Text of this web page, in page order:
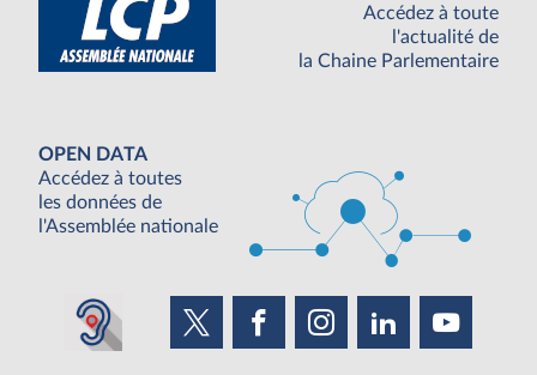
Accédez à toute
l'actualité de
la Chaine Parlementaire
OPEN DATA
Accédez à toutes
les données de
l'Assemblée nationale